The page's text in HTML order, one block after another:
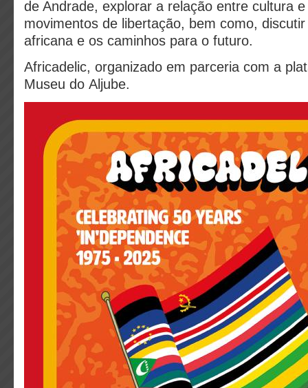
de Andrade, explorar a relação entre cultura
movimentos de libertação, bem como,
africana e os caminhos para o futuro.
Africadelic, organizado em parceria com a
Museu do Aljube.